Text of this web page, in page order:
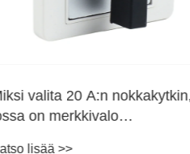
A:n nokkakytkin,